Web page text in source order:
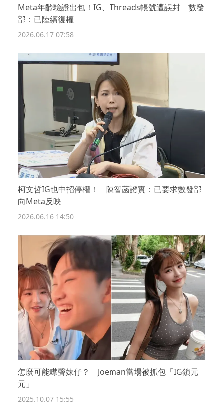
Meta年齡驗證出包！IG、Threads帳號遭誤封 數發
部：已陸續復權
2026.06.17 07:58
柯文哲IG也中招停權！ 陳智菡證實：已要求數發部
向Meta反映
2026.06.16 14:50
怎麼可能噤聲妹仔？ Joeman當場被抓包「IG鎖元
元」
2025.10.07 15:55